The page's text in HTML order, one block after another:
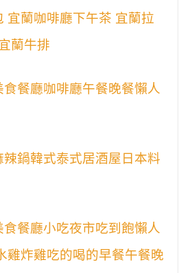
宜蘭咖啡廳下午茶 宜蘭拉
蘭牛排
食餐廳咖啡廳午餐晚餐懶人
鍋韓式泰式居酒屋日本料
食餐廳小吃夜市吃到飽懶人
雞炸雞吃的喝的早餐午餐晚